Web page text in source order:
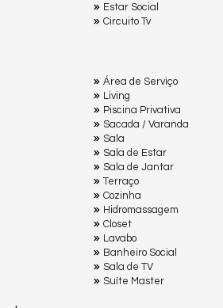
Estar Social
Circuito Tv
Área de Serviço
Living
Piscina Privativa
Sacada / Varanda
Sala
Sala de Estar
Sala de Jantar
Terraço
Cozinha
Hidromassagem
Closet
Lavabo
Banheiro Social
Sala de TV
Suíte Master